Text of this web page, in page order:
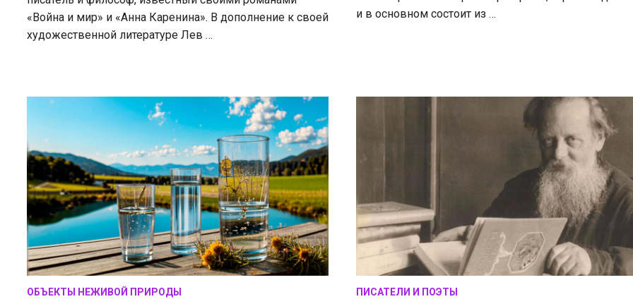
«Война и мир» и «Анна Каренина». В дополнение к своей
художественной литературе Лев …
и в основном состоит из …
ОБЪЕКТЫ НЕЖИВОЙ ПРИРОДЫ ПИСАТЕЛИ И ПОЭТЫ